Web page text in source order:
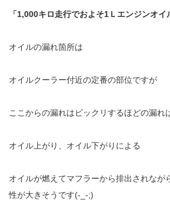
「1,000キロ走行でおよそ1Ｌエンジンオイ
オイルの漏れ箇所は
オイルクーラー付近の定番の部位ですが
ここからの漏れはビックリするほどの漏れ
オイル上がり、オイル下がりによる
オイルが燃えてマフラーから排出されなが
性が大きそうです(-_-;)